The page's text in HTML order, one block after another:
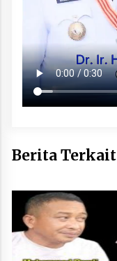
Berita Terkait